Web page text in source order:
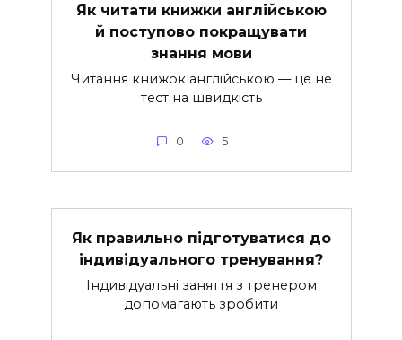
Як читати книжки англійською
й поступово покращувати
знання мови
Читання книжок англійською — це не
тест на швидкість
0 5
Як правильно підготуватися до
індивідуального тренування?
Індивідуальні заняття з тренером
допомагають зробити